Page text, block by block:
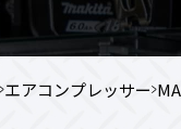
エアコンプレッサー